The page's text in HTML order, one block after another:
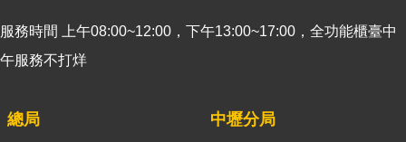
稅
宣
區
服務時間 上午08:00~12:00，下午13:00~17:00，全功能櫃臺中
午服務不打烊
總局 中壢分局